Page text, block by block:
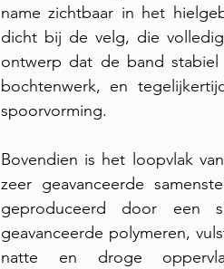
name zichtbaar in het
dicht bij de velg, die
ontwerp dat de band
bochtenwerk, en
spoorvorming.
Bovendien is het loopvlak
zeer geavanceerde
geproduceerd door een
geavanceerde polymeren,
natte en droge